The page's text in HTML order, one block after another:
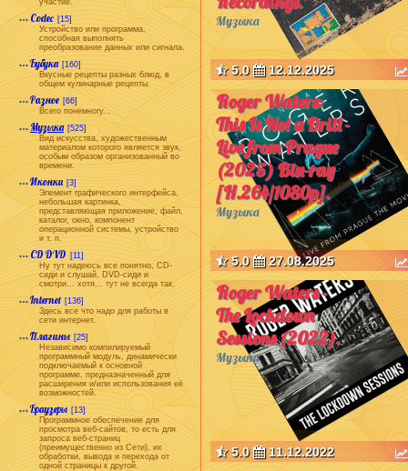
участие.
Codec [15]
Устройство или программа,
способная выполнять
преобразование данных или сигнала.
Бубука [160]
Вкусные рецепты разных блюд, в
общем кулинарные рецепты.
Разное [66]
Всего понемногу...
Музыка [525]
Вид искусства, художественным
материалом которого является звук,
особым образом организованный во
времени.
Иконки [3]
Элемент графического интерфейса,
небольшая картинка,
представляющая приложение, файл,
каталог, окно, компонент
операционной системы, устройство
и т. п.
CD DVD [11]
Ну тут надеюсь все понятно, CD-
сиди и слушай, DVD-сиди и
смотри... хотя... тут не всегда так.
Internet [136]
Здесь все что надо для работы в
сети интернет.
Плагины [25]
Независимо компилируемый
программный модуль, динамически
подключаемый к основной
программе, предназначенный для
расширения и/или использования её
возможностей.
Браузеры [13]
Программное обеспечение для
просмотра веб-сайтов, то есть для
запроса веб-страниц
(преимущественно из Сети), их
обработки, вывода и перехода от
одной страницы к другой.
Музыка
5.0 12.12.2025
Roger Waters:
This Is Not a Drill -
Live from Prague
(2025) Blu-ray
[H.264/1080p].
Музыка
5.0 27.08.2025
Roger Waters -
The Lockdown
Sessions (2022).
Музыка
5.0 11.12.2022